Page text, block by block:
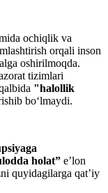
ochiqlik va
orqali inson
oshirilmoqda.
tizimlari
"halollik
bo‘lmaydi.
holat” eʼlon
quyidagilarga qat’iy